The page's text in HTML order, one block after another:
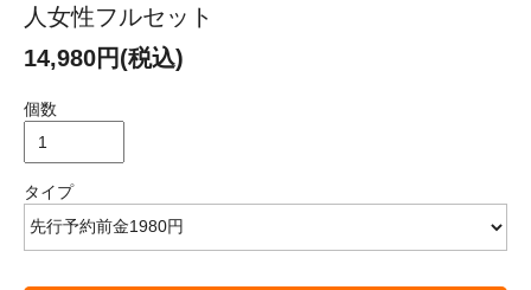
人女性フルセット
14,980円(税込)
個数
タイプ